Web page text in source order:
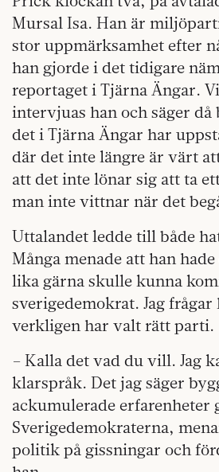
Mursal Isa. Han är
stor uppmärksamhet efter
han gjorde i det tidigare
reportaget i Tjärna Ängar.
intervjuas han och säger då
det i Tjärna Ängar har
där det inte längre är värt
att det inte lönar sig att ta
man inte vittnar när det
Uttalandet ledde till både
Många menade att han
lika gärna skulle kunna
sverigedemokrat. Jag
verkligen har valt rätt parti.
– Kalla det vad du vill. Jag
klarspråk. Det jag säger
ackumulerade erfarenheter
Sverigedemokraterna,
politik på gissningar och